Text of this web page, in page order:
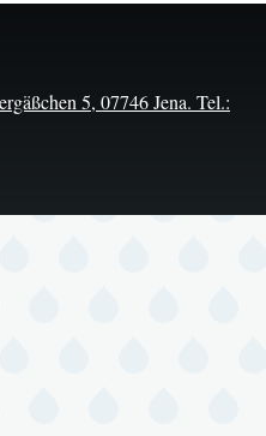
5, 07746 Jena. Tel.: